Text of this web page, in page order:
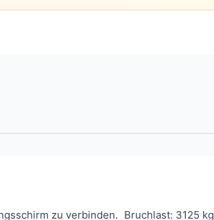
zu verbinden. Bruchlast: 3125 kg